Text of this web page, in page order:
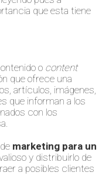
que esta tiene
o content
que ofrece una
artículos, imágenes,
que informan a los
con los
marketing para un
y distribuirlo de
a posibles clientes